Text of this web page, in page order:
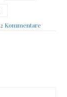
2 Kommentarezu